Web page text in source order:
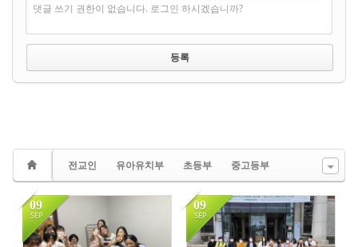
댓글 쓰기 권한이 없습니다. 로그인 하시겠습니까?
전교인 유아유치부 초등부 중고등부
09
SEP
09
SEP